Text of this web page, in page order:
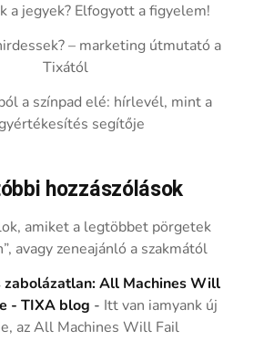
a jegyek? Elfogyott a figyelem!
– marketing útmutató a
Tixától
a színpad elé: hírlevél, mint a
segítője
hozzászólások
amiket a legtöbbet pörgetek
avagy zeneajánló a szakmától
zabolázatlan: All Machines Will
- TIXA blog - Itt van iamyank új
az All Machines Will Fail